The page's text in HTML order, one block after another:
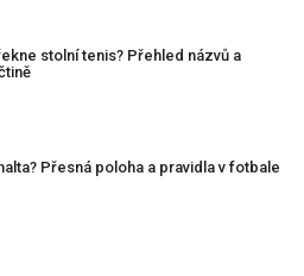
stolní tenis? Přehled názvů a
Přesná poloha a pravidla v fotbale